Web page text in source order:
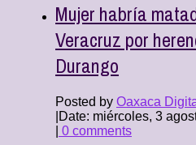
Mujer habría
Veracruz por
Durango
Posted by Oaxaca
Date: miércoles, 3
0 comments